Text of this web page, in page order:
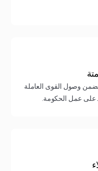
وصول القوى العاملة
على عمل الحكومة.